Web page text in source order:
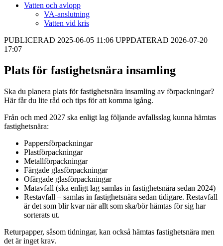
Vatten och avlopp
VA-anslutning
Vatten vid kris
PUBLICERAD 2025-06-05 11:06 UPPDATERAD 2026-07-20
17:07
Plats för fastighetsnära insamling
Ska du planera plats för fastighetsnära insamling av förpackningar?
Här får du lite råd och tips för att komma igång.
Från och med 2027 ska enligt lag följande avfallsslag kunna hämtas
fastighetsnära:
Pappersförpackningar
Plastförpackningar
Metallförpackningar
Färgade glasförpackningar
Ofärgade glasförpackningar
Matavfall (ska enligt lag samlas in fastighetsnära sedan 2024)
Restavfall – samlas in fastighetsnära sedan tidigare. Restavfall
är det som blir kvar när allt som ska/bör hämtas för sig har
sorterats ut.
Returpapper, såsom tidningar, kan också hämtas fastighetsnära men
det är inget krav.